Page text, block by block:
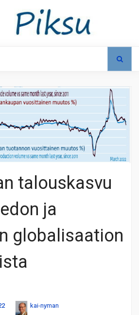
talouskasvu
ja
globalisaation
kai-nyman